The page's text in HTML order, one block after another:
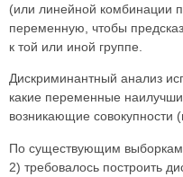
(или линейной комбинации
переменную, чтобы
к той или иной группе.
Дискриминантный анализ
какие переменные
возникающие совокупности
По существующим выборкам
2) требовалось построить